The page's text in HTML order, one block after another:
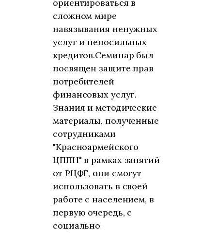
ориентироваться в
сложном мире
навязывания ненужных
услуг и непосильных
кредитов.Семинар был
посвящен защите прав
потребителей
финансовых услуг.
Знания и методические
материалы, полученные
сотрудниками
"Красноармейского
ЦППН" в рамках занятий
от РЦФГ, они смогут
использовать в своей
работе с населением, в
первую очередь, с
социально-